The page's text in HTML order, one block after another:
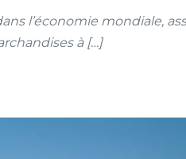
l’économie mondiale,
à […]